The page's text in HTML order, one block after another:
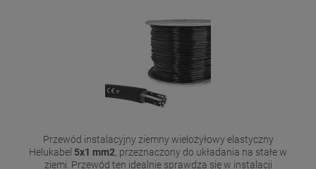
Przewód instalacyjny ziemny wielożyłowy elastyczny
Helukabel 5x1 mm2 , przeznaczony do układania na stałe w
ziemi. Przewód ten idealnie sprawdza się w instalacji